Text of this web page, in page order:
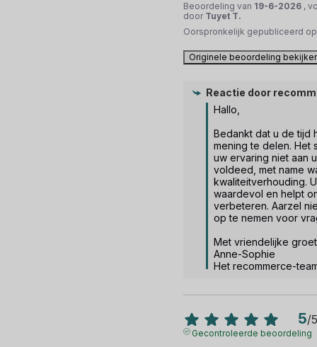
Beoordeling van 19-6-2026 ,
door Tuyet T.
Oorspronkelijk gepubliceerd
Originele beoordeling
Reactie door
Hallo,
Bedankt dat u de tijd
mening te delen. Het
uw ervaring niet aan
voldeed, met name
kwaliteitverhouding.
waardevol en helpt
verbeteren. Aarzel
op te nemen voor
Met vriendelijke
Anne-Sophie
Het recommerce-
5/5
Gecontroleerde beoordeling